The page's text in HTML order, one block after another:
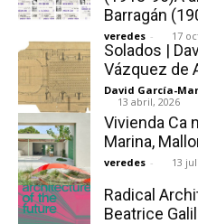
Barragán
veredes - 17
Solados |
Vázquez de
David García-
13 abril, 2026
Vivienda Ca
Marina,
veredes - 13
Radical
Beatrice